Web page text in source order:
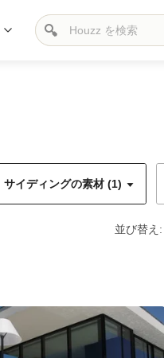
サイディングの素材 (1)
並び替え: